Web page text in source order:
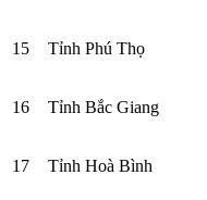
15 Tỉnh Phú Thọ
16 Tỉnh Bắc Giang
17 Tỉnh Hoà Bình